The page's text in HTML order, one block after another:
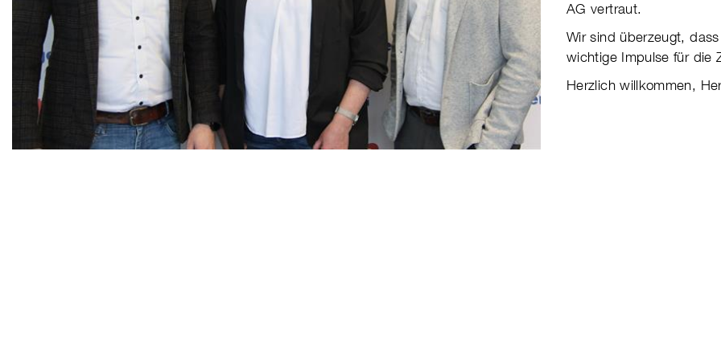
AG vertraut.
Wir sind überzeugt,
wichtige Impulse für die
Herzlich willkommen,